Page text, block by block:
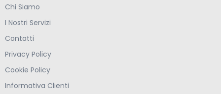
Chi Siamo
I Nostri Servizi
Contatti
Privacy Policy
Cookie Policy
Informativa Clienti